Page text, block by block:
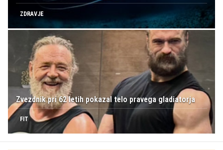
ZDRAVJE
Zvezdnik pri 62 letih pokazal telo pravega gladiatorja
FIT